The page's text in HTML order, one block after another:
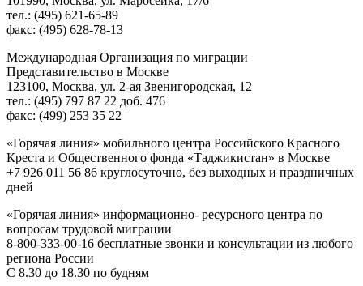
тел.: (495) 621-65-89
факс: (495) 628-78-13
Международная Организация по миграции
Представительство в Москве
123100, Москва, ул. 2-ая Звенигородская, 12
тел.: (495) 797 87 22 доб. 476
факс: (499) 253 35 22
«Горячая линия» мобильного центра Российского Красного
Креста и Общественного фонда «Таджикистан» в Москве
+7 926 011 56 86 круглосуточно, без выходных и праздничных
дней
«Горячая линия» информационно- ресурсного центра по
вопросам трудовой миграции
8-800-333-00-16 бесплатные звонки и консультации из любого
региона России
С 8.30 до 18.30 по будням